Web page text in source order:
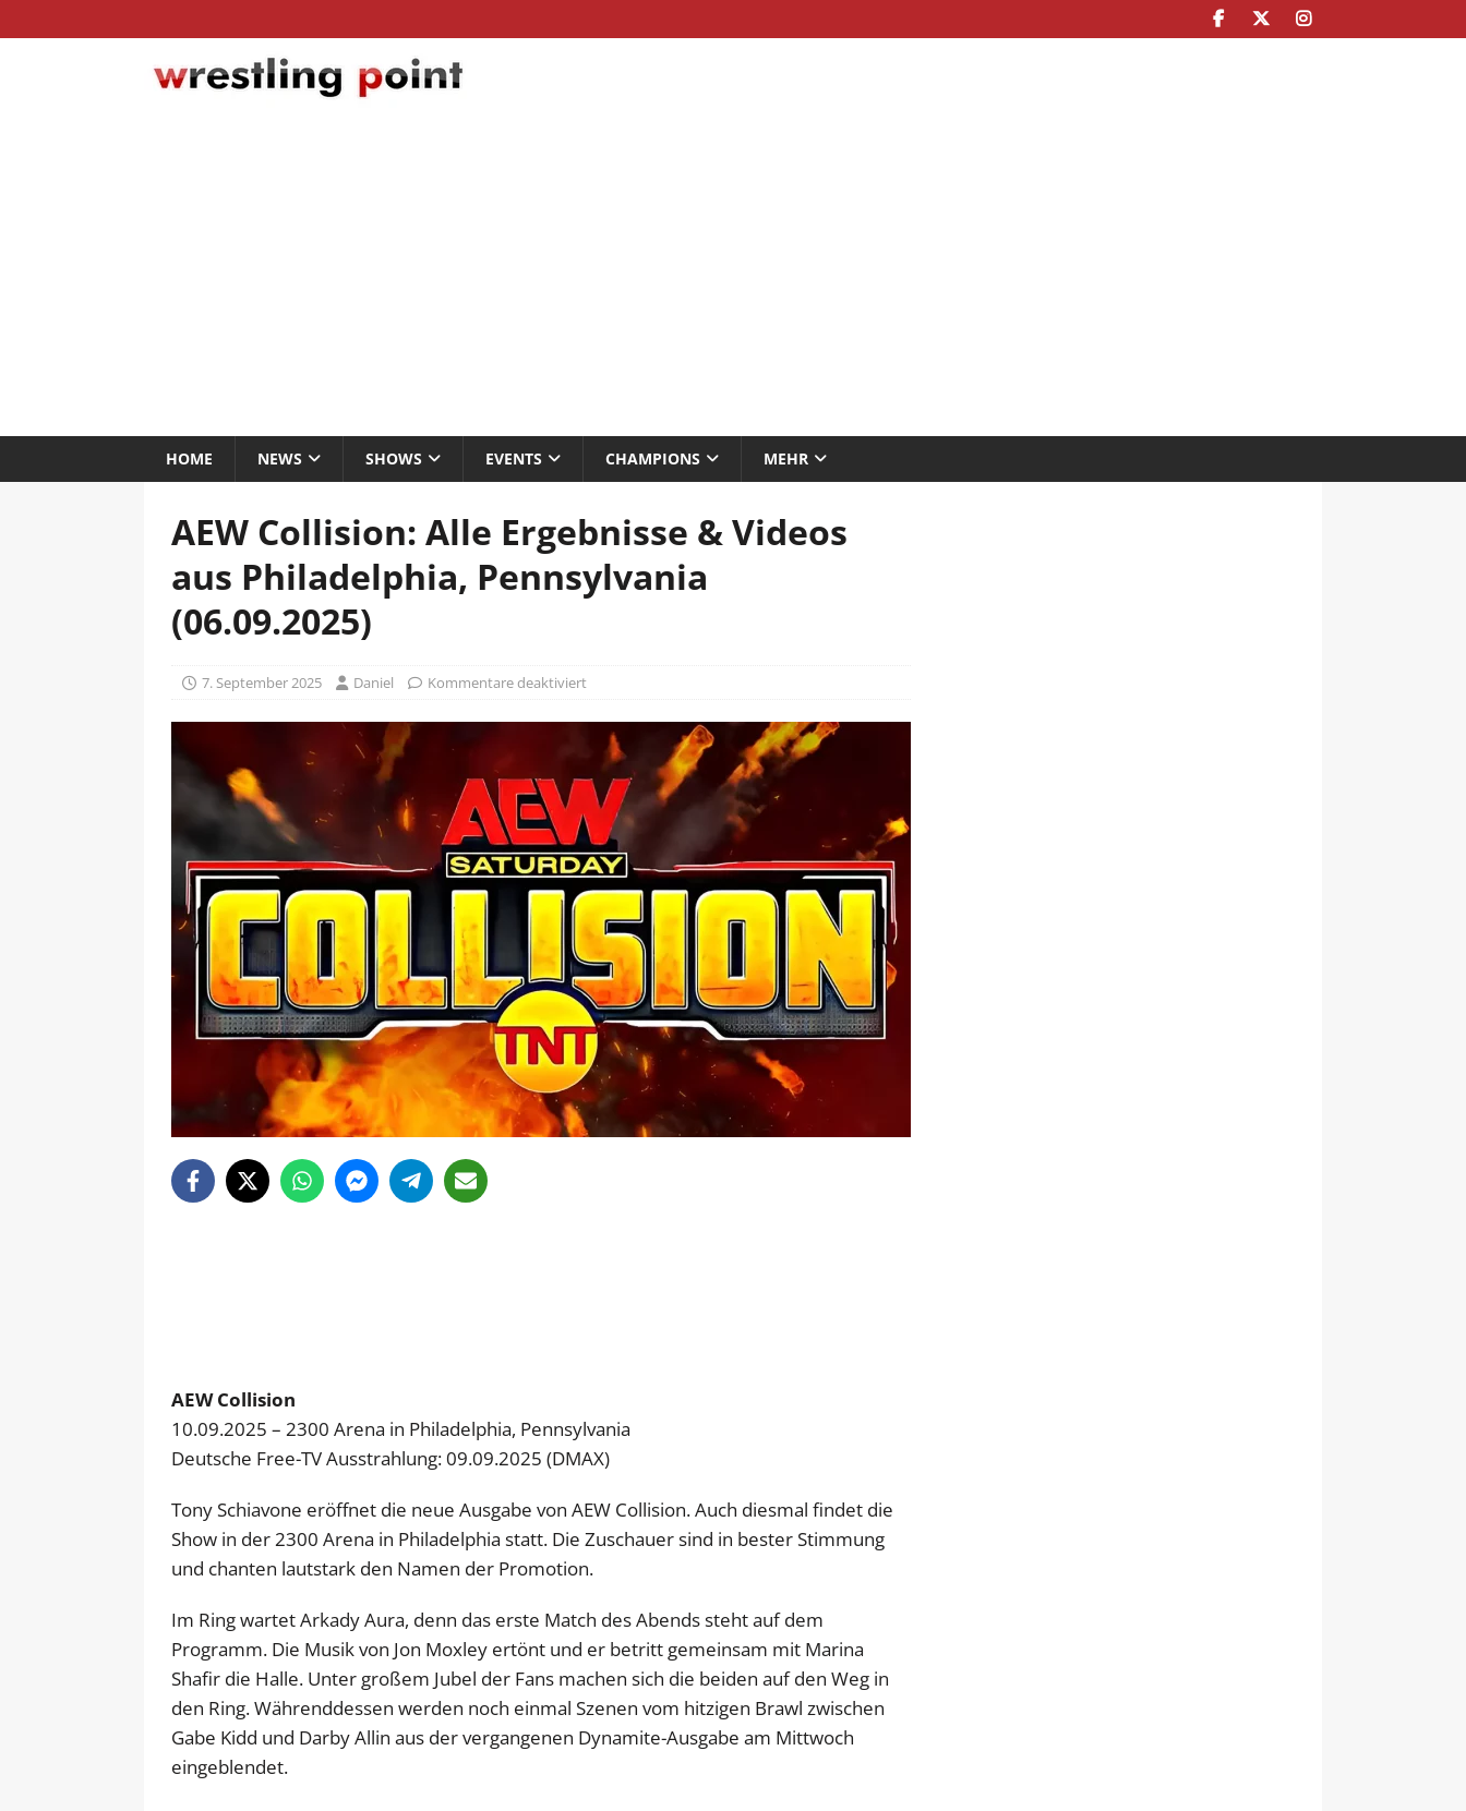
HOME NEWS SHOWS EVENTS CHAMPIONS MEHR
AEW Collision: Alle Ergebnisse & Videos
aus Philadelphia, Pennsylvania
(06.09.2025)
7. September 2025 Daniel Kommentare deaktiviert
AEW Collision
10.09.2025 – 2300 Arena in Philadelphia, Pennsylvania
Deutsche Free-TV Ausstrahlung: 09.09.2025 (DMAX)
Tony Schiavone eröffnet die neue Ausgabe von AEW Collision. Auch diesmal findet die
Show in der 2300 Arena in Philadelphia statt. Die Zuschauer sind in bester Stimmung
und chanten lautstark den Namen der Promotion.
Im Ring wartet Arkady Aura, denn das erste Match des Abends steht auf dem
Programm. Die Musik von Jon Moxley ertönt und er betritt gemeinsam mit Marina
Shafir die Halle. Unter großem Jubel der Fans machen sich die beiden auf den Weg in
den Ring. Währenddessen werden noch einmal Szenen vom hitzigen Brawl zwischen
Gabe Kidd und Darby Allin aus der vergangenen Dynamite-Ausgabe am Mittwoch
eingeblendet.